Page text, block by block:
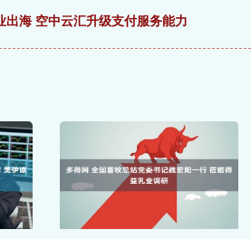
出海 空中云汇升级支付服务能力